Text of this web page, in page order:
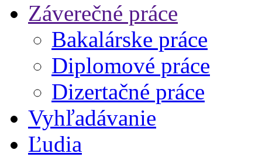
Záverečné práce
Bakalárske práce
Diplomové práce
Dizertačné práce
Vyhľadávanie
Ľudia